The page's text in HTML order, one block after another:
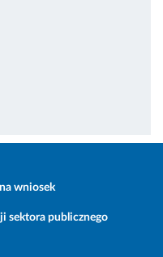
wniosek
sektora publicznego